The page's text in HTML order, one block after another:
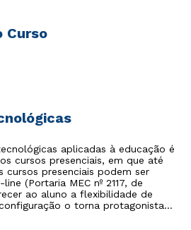
Curso
aplicadas à educação é
cursos presenciais, em que até
cursos presenciais podem ser
(Portaria MEC nº 2117, de
ao aluno a flexibilidade de
o torna protagonista
do seu conhecimento.
ou
aPolítica de Privacidade. e
sejam utilizados para o
Cruzeiro do Sul.